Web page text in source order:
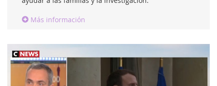
Más información